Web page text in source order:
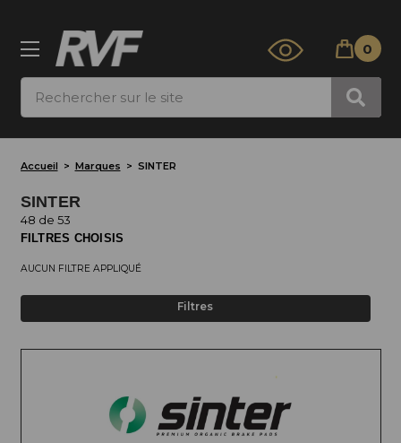
0
Accueil Marques SINTER
SINTER
48 de 53
FILTRES CHOISIS
AUCUN FILTRE APPLIQUÉ
Filtres